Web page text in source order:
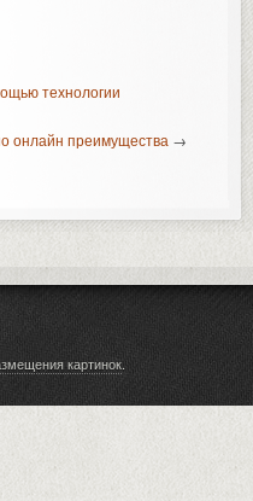
технологии
онлайн преимущества →
картинок.